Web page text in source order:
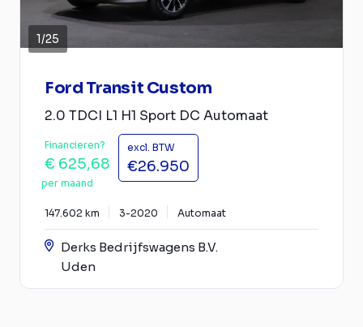
1/25
Ford Transit Custom
2.0 TDCI L1 H1 Sport DC Automaat
Financieren?
€ 625,68
per maand
excl. BTW
€26.950
147.602 km 3-2020 Automaat
Derks Bedrijfswagens B.V.
Uden